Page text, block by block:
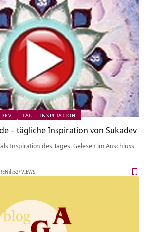
TÄGL. INSPIRATION
– tägliche Inspiration von Sukadev
Inspiration des Tages. Gelesen im Anschluss
527 VIEWS